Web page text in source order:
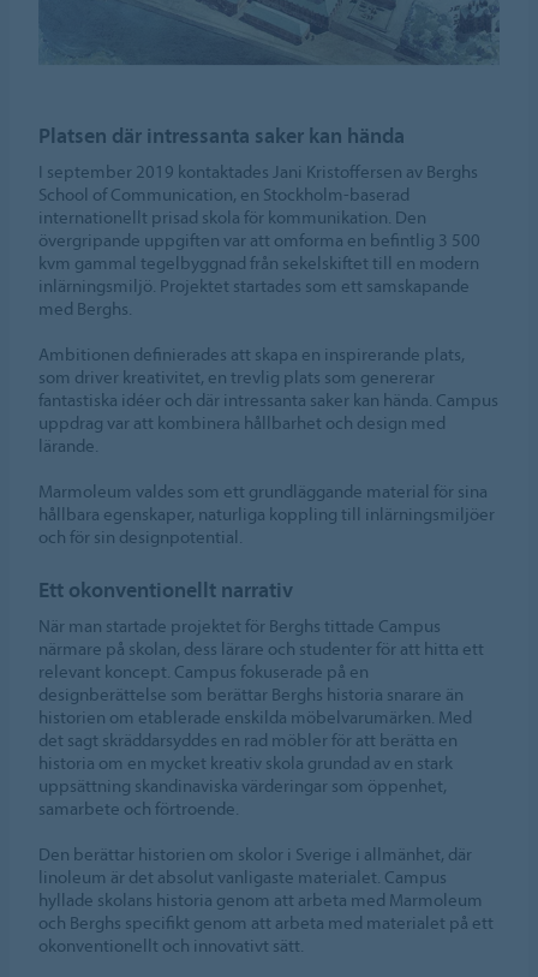
Platsen där intressanta saker kan hända
I september 2019 kontaktades Jani Kristoffersen av Berghs
School of Communication, en Stockholm-baserad
internationellt prisad skola för kommunikation. Den
övergripande uppgiften var att omforma en befintlig 3 500
kvm gammal tegelbyggnad från sekelskiftet till en modern
inlärningsmiljö. Projektet startades som ett samskapande
med Berghs.
Ambitionen definierades att skapa en inspirerande plats,
som driver kreativitet, en trevlig plats som genererar
fantastiska idéer och där intressanta saker kan hända. Campus
uppdrag var att kombinera hållbarhet och design med
lärande.
Marmoleum valdes som ett grundläggande material för sina
hållbara egenskaper, naturliga koppling till inlärningsmiljöer
och för sin designpotential.
Ett okonventionellt narrativ
När man startade projektet för Berghs tittade Campus
närmare på skolan, dess lärare och studenter för att hitta ett
relevant koncept. Campus fokuserade på en
designberättelse som berättar Berghs historia snarare än
historien om etablerade enskilda möbelvarumärken. Med
det sagt skräddarsyddes en rad möbler för att berätta en
historia om en mycket kreativ skola grundad av en stark
uppsättning skandinaviska värderingar som öppenhet,
samarbete och förtroende.
Den berättar historien om skolor i Sverige i allmänhet, där
linoleum är det absolut vanligaste materialet. Campus
hyllade skolans historia genom att arbeta med Marmoleum
och Berghs specifikt genom att arbeta med materialet på ett
okonventionellt och innovativt sätt.